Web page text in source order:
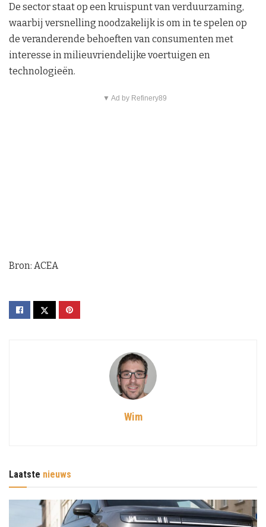
De sector staat op een kruispunt van verduurzaming,
waarbij versnelling noodzakelijk is om in te spelen op
de veranderende behoeften van consumenten met
interesse in milieuvriendelijke voertuigen en
technologieën.
▼ Ad by Refinery89
Bron: ACEA
Wim
Laatste nieuws